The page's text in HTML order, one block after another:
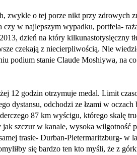
o tej porze nikt przy zdrowych
w najlepszym wypadku, portfela-
dzień na który kilkunastotysięczny
czekają z niecierpliwością. Nie
podium stanie Claude Moshiywa, na
12 godzin otrzymuje medal. Limit
dystansu, odchodzi ze łzami w
87 km wyścigu, którego skalę
szczur w kanale, wysoka wilgotność
trasie- Durban-Pietermaritzburg- w
się bardzo ten kto myśli, że z